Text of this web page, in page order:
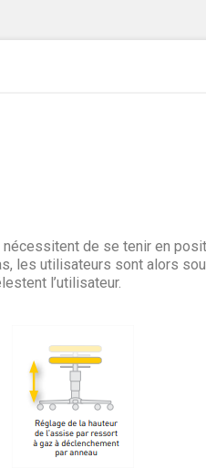
de se tenir en
les utilisateurs sont alors
l’utilisateur.